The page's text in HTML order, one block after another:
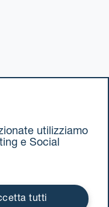
utilizziamo
e Social
tutti